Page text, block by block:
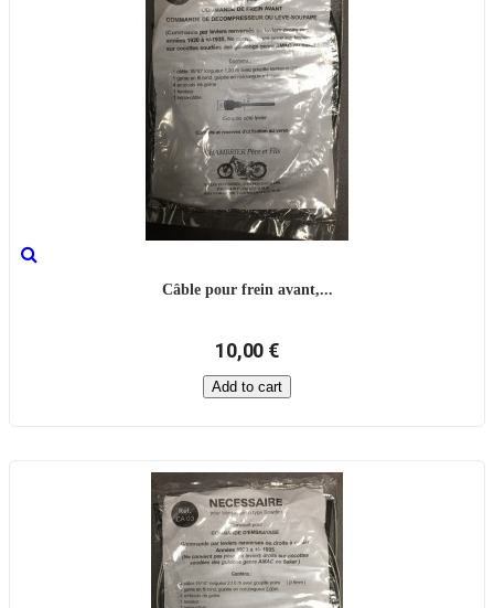
Câble pour frein avant,...
10,00 €
Add to cart